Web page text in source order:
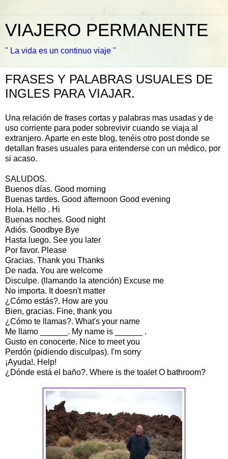
VIAJERO PERMANENTE
" La vida es un continuo viaje "
FRASES Y PALABRAS USUALES DE
INGLES PARA VIAJAR.
Una relación de frases cortas y palabras mas usadas y de
uso corriente para poder sobrevivir cuando se viaja al
extranjero. Aparte en este blog, tenéis otro post donde se
detallan frases usuales para entenderse con un médico, por
si acaso.
SALUDOS.
Buenos días. Good morning
Buenas tardes. Good afternoon Good evening
Hola. Hello . Hi
Buenas noches. Good night
Adiós. Goodbye Bye
Hasta luego. See you later
Por favor. Please
Gracias. Thank you Thanks
De nada. You are welcome
Disculpe. (llamando la atención) Excuse me
No importa. It doesn't matter
¿Cómo estás?. How are you
Bien, gracias. Fine, thank you
¿Cómo te llamas?. What's your name
Me llamo ______. My name is ______ .
Gusto en conocerte. Nice to meet you
Perdón (pidiendo disculpas). I'm sorry
¡Ayuda!. Help!
¿Dónde está el baño?. Where is the toalet O bathroom?